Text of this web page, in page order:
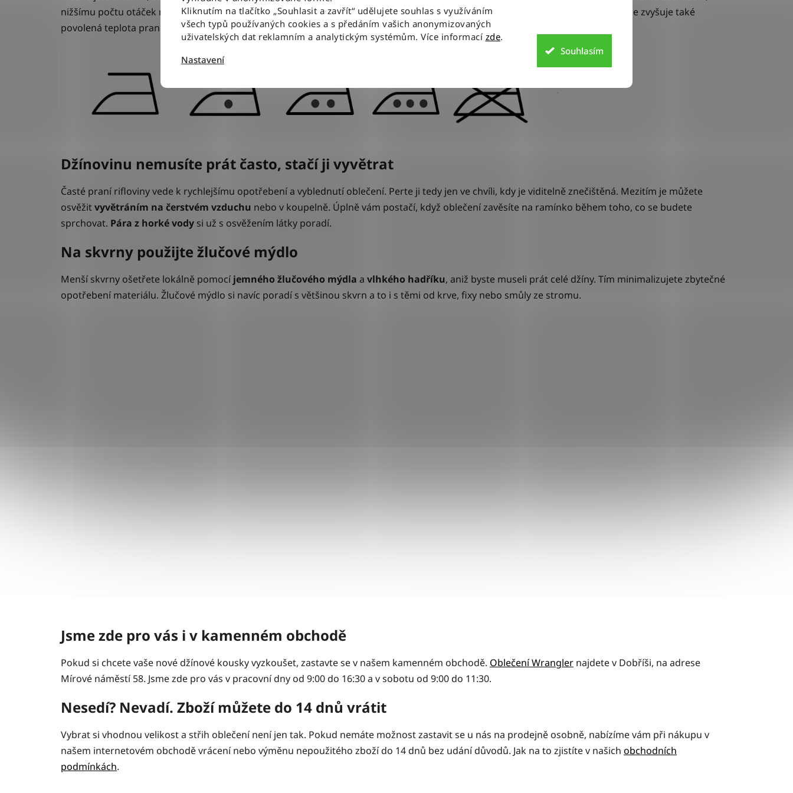
Kliknutím na tlačítko „Souhlasit a zavřít“ udělujete souhlas s využíváním
všech typů používaných cookies a s předáním vašich anonymizovaných
uživatelských dat reklamním a analytickým systémům. Více informací zde.
Nastavení
Souhlasím
nižšímu počtu otáček nebo jemnému máchání. Přeškrtnutý symboldanou činnost zakazuje. A se
se zvyšuje také
povolená teplota praní nebo žehlení.
Džínovinu nemusíte prát často, stačí ji vyvětrat
Časté praní rifloviny vede k rychlejšímu opotřebení a vyblednutí oblečení. Perte ji tedy jen ve chvíli, kdy je viditelně znečištěná. Mezitím je můžete
osvěžitvyvětráním na čerstvém vzduchu nebo v koupelně. Úplně vám postačí, když oblečení zavěsíte na ramínko během toho, co se budete
sprchovat. Pára z horké vody si už s osvěžením látky poradí.
Na skvrny použijte žlučové mýdlo
Menší skvrny ošetřete lokálně pomocí jemného žlučového mýdla a vlhkého hadříku, aniž byste museli prát celé džíny. Tím minimalizujete zbytečné
opotřebení materiálu. Žlučové mýdlo si navíc poradí s většinou skvrn a to i s těmi od krve, fixy nebo smůly ze stromu.
Jsme zde pro vás i v kamenném obchodě
Pokud si chcete vaše nové džínové kousky vyzkoušet, zastavte se v našem kamenném obchodě. Oblečení Wrangler najdete v Dobříši, na adrese
Mírové náměstí 58. Jsme zde pro vás v pracovní dny od 9:00 do 16:30 a v sobotu od 9:00 do 11:30.
Nesedí? Nevadí. Zboží můžete do 14 dnů vrátit
Vybrat si vhodnou velikost a střih oblečení není jen tak. Pokud nemáte možnost zastavit se u nás na prodejně osobně, nabízíme vám při nákupu v
našem internetovém obchodě vrácení nebo výměnu nepoužitého zboží do 14 dnů bez udání důvodů. Jak na to zjistíte v našich obchodních
podmínkách.